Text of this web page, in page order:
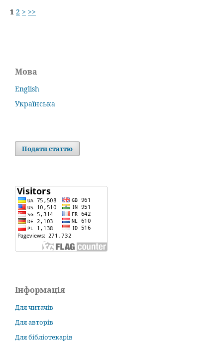
1 2 > >>
Мова
English
Українська
Подати статтю
Інформація
Для читачів
Для авторів
Для бібліотекарів